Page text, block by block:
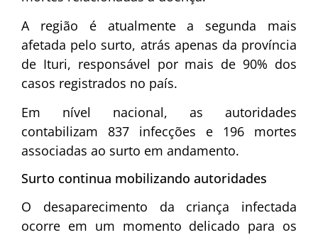
A região é atualmente a segunda mais
afetada pelo surto, atrás apenas da província
de Ituri, responsável por mais de 90% dos
casos registrados no país.
Em nível nacional, as autoridades
contabilizam 837 infecções e 196 mortes
associadas ao surto em andamento.
Surto continua mobilizando autoridades
O desaparecimento da criança infectada
ocorre em um momento delicado para os